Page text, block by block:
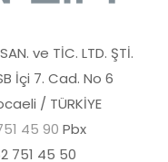
ve TİC. LTD. ŞTİ.
İçi 7. Cad. No 6
/ TÜRKİYE
45 90 Pbx
751 45 50